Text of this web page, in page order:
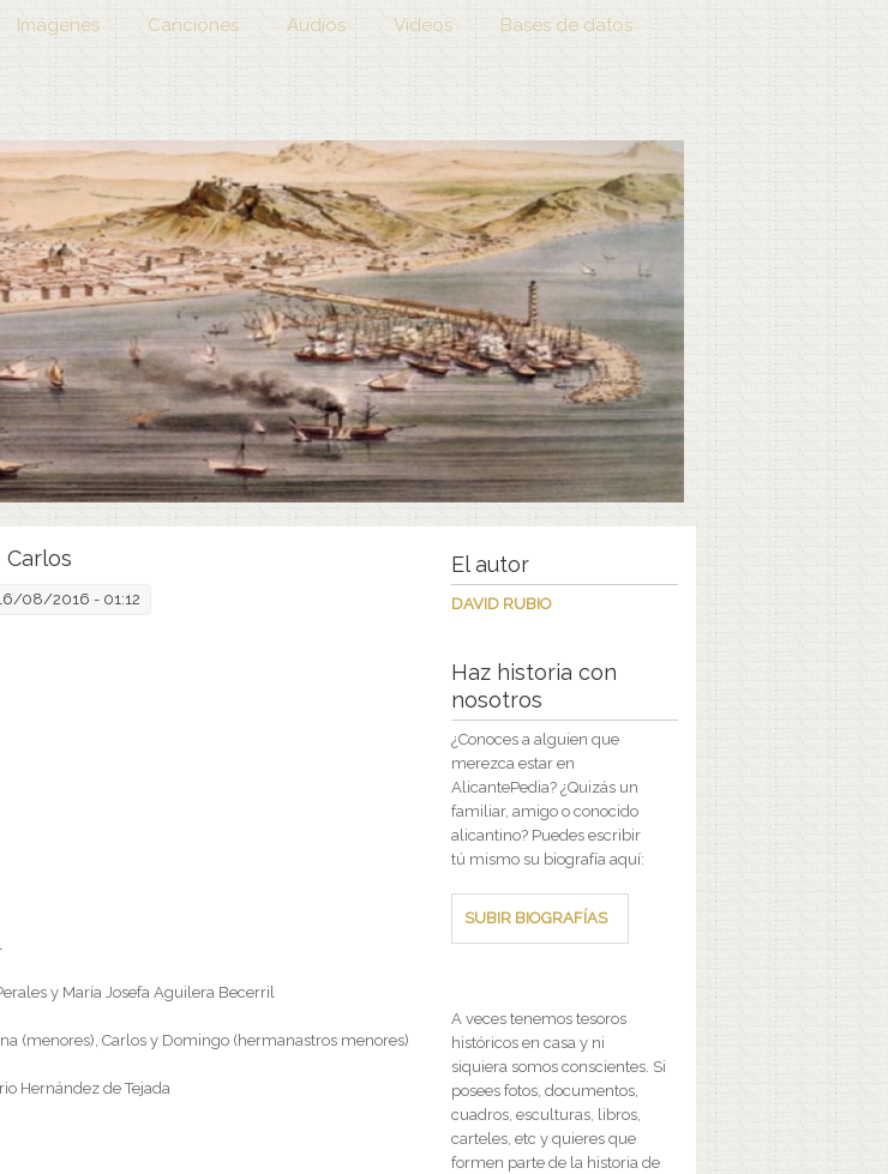
Imágenes Canciones Audios Videos Bases de datos
Carlos
08/2016 - 01:12
y María Josefa Aguilera Becerril
(menores), Carlos y Domingo (hermanastros menores)
Hernández de Tejada
El autor
DAVID RUBIO
Haz historia con
nosotros
¿Conoces a alguien que
merezca estar en
AlicantePedia? ¿Quizás un
familiar, amigo o conocido
alicantino? Puedes escribir
tú mismo su biografía aquí:
SUBIR BIOGRAFÍAS
A veces tenemos tesoros
históricos en casa y ni
siquiera somos conscientes. Si
posees fotos, documentos,
cuadros, esculturas, libros,
carteles, etc y quieres que
formen parte de la historia de